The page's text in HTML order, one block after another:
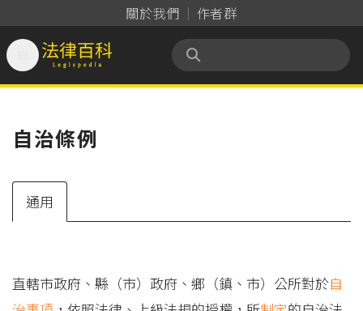
關於我們 作者群
法律百科 Legispedia
自治條例
通用
直轄市政府、縣（市）政府、鄉（鎮、市）公所對於自